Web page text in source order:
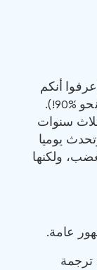
أنكم
لستم وحدكم. يعاني معظم الأولاد منها (نحو ‏90%!).
سنوات
4 دقائق، وتحدث يوميا
ولكنها
عامة.
ترجمة